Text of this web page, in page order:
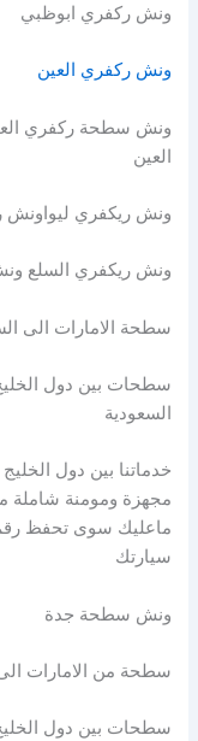
ونش ركفري ابوظبي
ونش ركفري العين
ونش سطحة ركفري
العين
ونش ريكفري ليواونش
ونش ريكفري السلع
سطحة الامارات الى
سطحات بين دول
السعودية
خدماتنا بين دول
ماعليك سوى تحفظ
سيارتك
ونش سطحة جدة
سطحة من الامارات
سطحات بين دول